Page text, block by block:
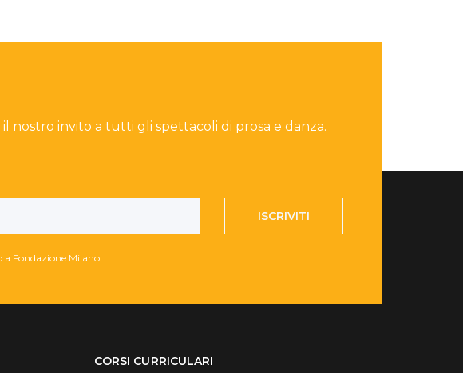
nostro invito a tutti gli spettacoli di prosa e danza.
ISCRIVITI
Fondazione Milano.
CORSI CURRICULARI